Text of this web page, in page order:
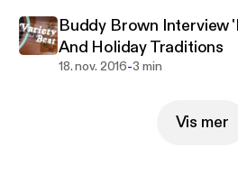
Buddy Brown Interview
And Holiday Traditions
18. nov. 2016-3 min
Vis mer